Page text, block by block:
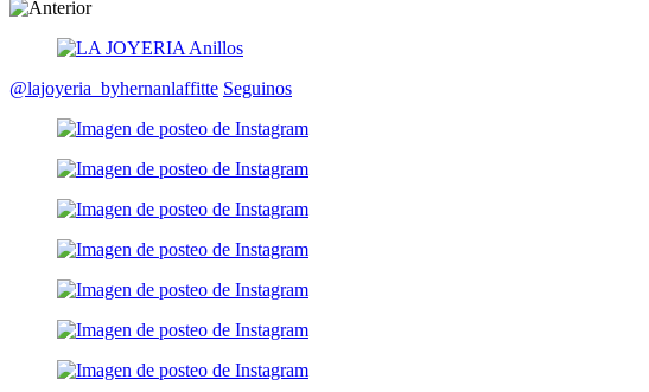
@lajoyeria_byhernanlaffitte Seguinos